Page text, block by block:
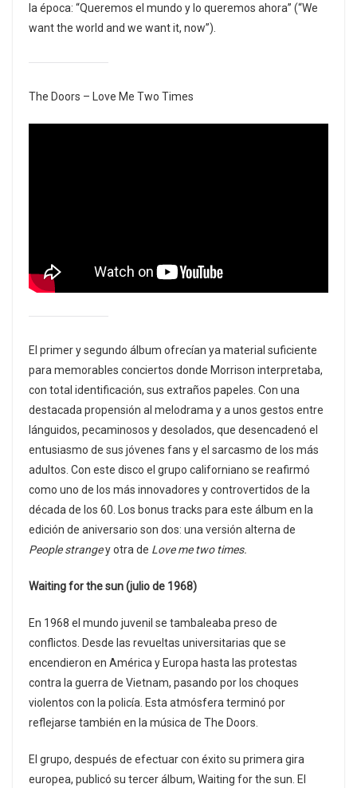
la época: “Queremos el mundo y lo queremos ahora” (“We
want the world and we want it, now”).
The Doors – Love Me Two Times
El primer y segundo álbum ofrecían ya material suficiente
para memorables conciertos donde Morrison interpretaba,
con total identificación, sus extraños papeles. Con una
destacada propensión al melodrama y a unos gestos entre
lánguidos, pecaminosos y desolados, que desencadenó el
entusiasmo de sus jóvenes fans y el sarcasmo de los más
adultos. Con este disco el grupo californiano se reafirmó
como uno de los más innovadores y controvertidos de la
década de los 60. Los bonus tracks para este álbum en la
edición de aniversario son dos: una versión alterna de
People strangey otra de Love me two times.
Waiting for the sun (julio de 1968)
En 1968 el mundo juvenil se tambaleaba preso de
conflictos. Desde las revueltas universitarias que se
encendieron en América y Europa hasta las protestas
contra la guerra de Vietnam, pasando por los choques
violentos con la policía. Esta atmósfera terminó por
reflejarse también en la música de The Doors.
El grupo, después de efectuar con éxito su primera gira
europea, publicó su tercer álbum, Waiting for the sun. El